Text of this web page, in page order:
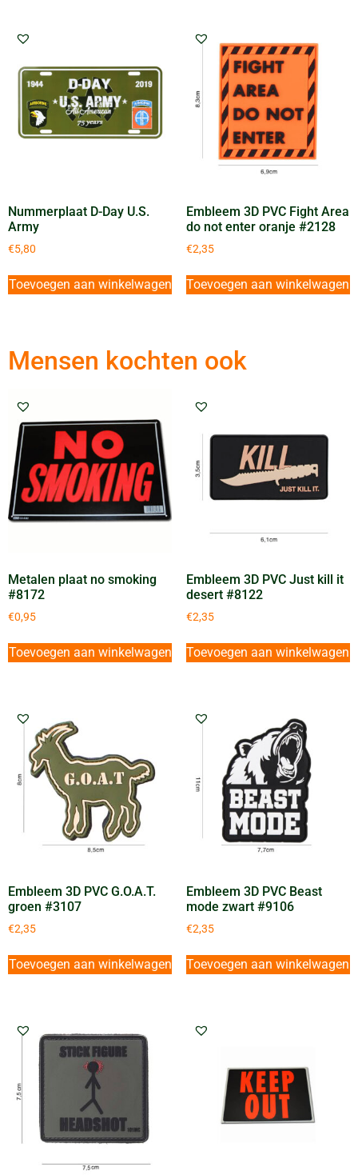
Nummerplaat D-Day U.S.
Army
€5,80
Toevoegen aan winkelwagen
Embleem 3D PVC Fight Area
do not enter oranje #2128
€2,35
Toevoegen aan winkelwagen
Mensen kochten ook
Metalen plaat no smoking
#8172
€0,95
Toevoegen aan winkelwagen
Embleem 3D PVC Just kill it
desert #8122
€2,35
Toevoegen aan winkelwagen
Embleem 3D PVC G.O.A.T.
groen #3107
€2,35
Toevoegen aan winkelwagen
Embleem 3D PVC Beast
mode zwart #9106
€2,35
Toevoegen aan winkelwagen